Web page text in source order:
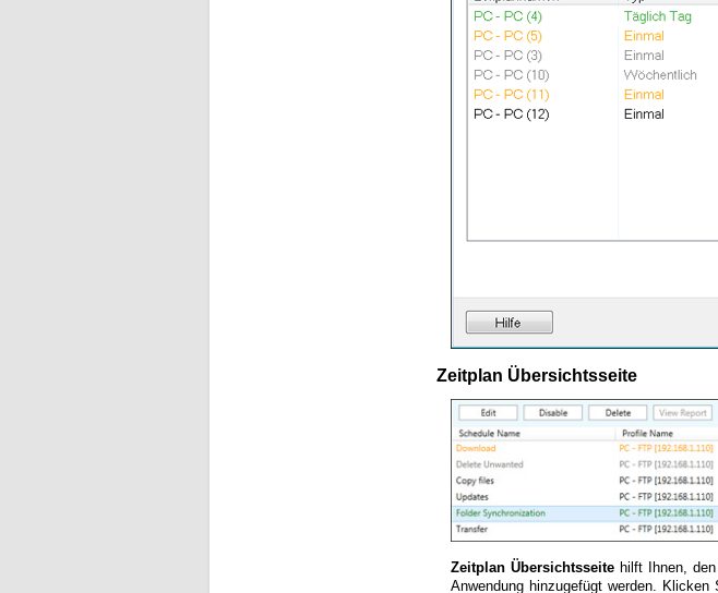
Zeitplan Übersichtsseite
Zeitplan Übersichtsseite hilft Ihnen,
Anwendung hinzugefügt werden.